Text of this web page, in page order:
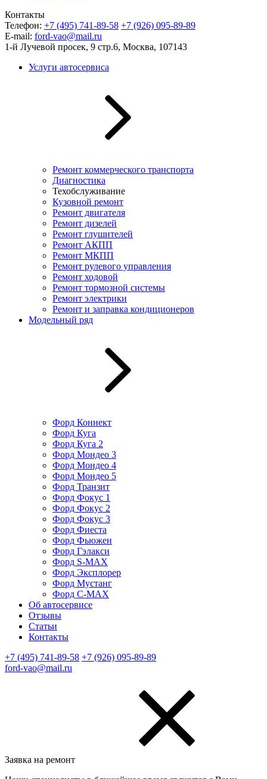
Контакты
Телефон: +7 (495) 741-89-58 +7 (926) 095-89-89
E-mail: ford-vao@mail.ru
1-й Лучевой просек, 9 стр.6, Москва, 107143
Услуги автосервиса
Ремонт коммерческого транспорта
Диагностика
Техобслуживание
Кузовной ремонт
Ремонт двигателя
Ремонт дизелей
Ремонт глушителей
Ремонт АКПП
Ремонт МКПП
Ремонт рулевого управления
Ремонт ходовой
Ремонт тормозной системы
Ремонт электрики
Ремонт и заправка кондиционеров
Модельный ряд
Форд Коннект
Форд Куга
Форд Куга 2
Форд Мондео 3
Форд Мондео 4
Форд Мондео 5
Форд Транзит
Форд Фокус 1
Форд Фокус 2
Форд Фокус 3
Форд Фиеста
Форд Фьюжен
Форд Гэлакси
Форд S-MAX
Форд Эксплорер
Форд Мустанг
Форд C-MAX
Об автосервисе
Отзывы
Статьи
Контакты
+7 (495) 741-89-58 +7 (926) 095-89-89
ford-vao@mail.ru
Заявка на ремонт